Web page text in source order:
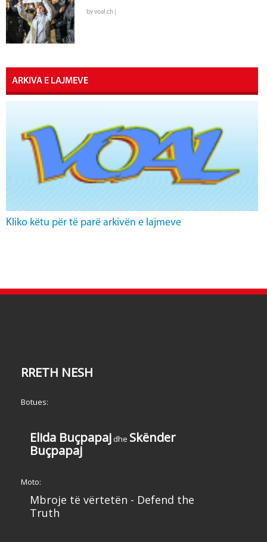
by voal.ch |
ARKIVA E LAJMEVE
Kliko këtu për të parë arkivën e lajmeve
RRETH NESH
Botues:
Elida Buçpapaj dhe Skënder
Buçpapaj
Moto:
Mbroje të vërtetën - Defend the
Truth